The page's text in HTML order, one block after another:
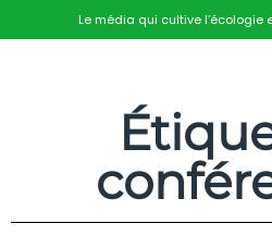
Le média qui cultive l’écologie